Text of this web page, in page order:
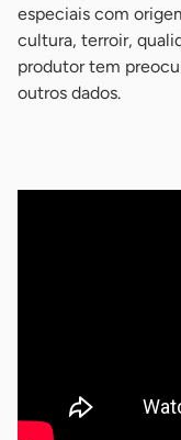
especiais com
cultura, terroir,
produtor tem
outros dados.